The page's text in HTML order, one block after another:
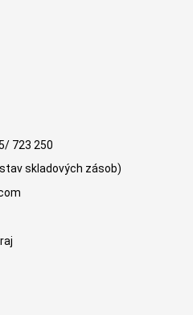
723 250
skladových zásob)